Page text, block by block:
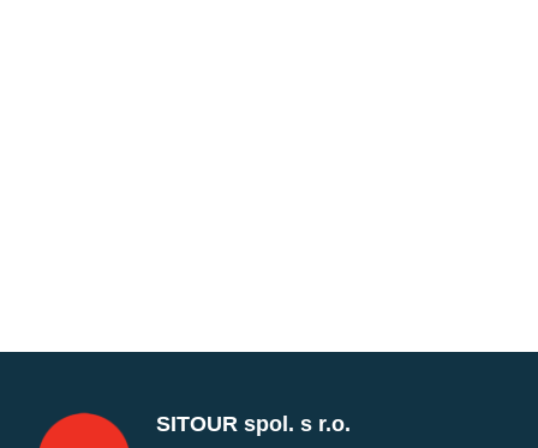
SITOUR spol. s r.o.